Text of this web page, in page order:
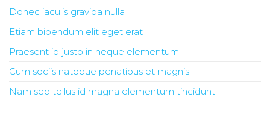
Donec iaculis gravida nulla
Etiam bibendum elit eget erat
Praesent id justo in neque elementum
Cum sociis natoque penatibus et magnis
Nam sed tellus id magna elementum tincidunt